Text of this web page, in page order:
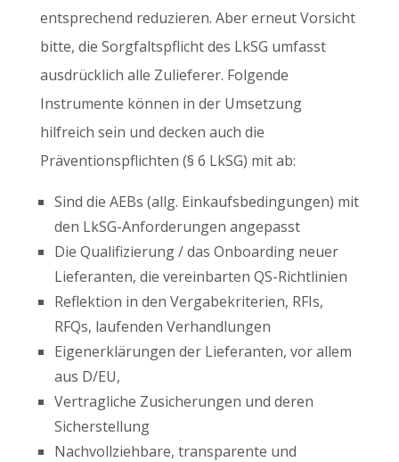
entsprechend reduzieren. Aber erneut Vorsicht
bitte, die Sorgfaltspflicht des LkSG umfasst
ausdrücklich alle Zulieferer. Folgende
Instrumente können in der Umsetzung
hilfreich sein und decken auch die
Präventionspflichten (§ 6 LkSG) mit ab:
Sind die AEBs (allg. Einkaufsbedingungen) mit
den LkSG-Anforderungen angepasst
Die Qualifizierung / das Onboarding neuer
Lieferanten, die vereinbarten QS-Richtlinien
Reflektion in den Vergabekriterien, RFIs,
RFQs, laufenden Verhandlungen
Eigenerklärungen der Lieferanten, vor allem
aus D/EU,
Vertragliche Zusicherungen und deren
Sicherstellung
Nachvollziehbare, transparente und